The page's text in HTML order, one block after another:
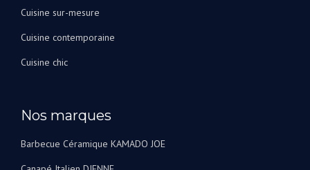
Cuisine sur-mesure
Cuisine contemporaine
Cuisine chic
Nos marques
Barbecue Céramique KAMADO JOE